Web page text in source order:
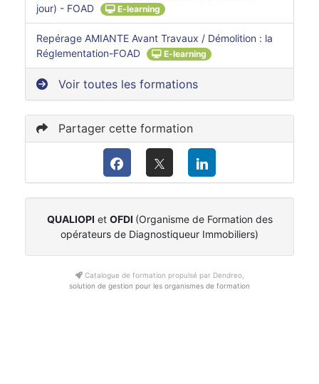
jour) - FOAD
E-learning
Repérage AMIANTE Avant Travaux / Démolition : la
Réglementation-FOAD
E-learning
Voir toutes les formations
Partager cette formation
QUALIOPI et OFDI (Organisme de Formation des
opérateurs de Diagnostiqueur Immobiliers)
Catalogue de formation propulsé par Dendreo,
solution de gestion pour les organismes de formation